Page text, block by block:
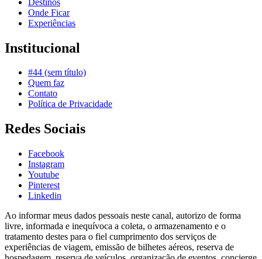
Onde Ficar
Experiências
Institucional
#44 (sem título)
Quem faz
Contato
Política de Privacidade
Redes Sociais
Facebook
Instagram
Youtube
Pinterest
Linkedin
Ao informar meus dados pessoais neste canal, autorizo de forma
livre, informada e inequívoca a coleta, o armazenamento e o
tratamento destes para o fiel cumprimento dos serviços de
experiências de viagem, emissão de bilhetes aéreos, reserva de